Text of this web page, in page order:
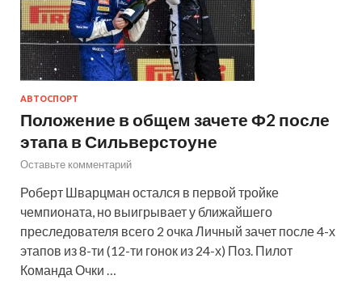
АВТОСПОРТ
Положение в общем зачете Ф2 после
этапа в Сильверстоуне
Оставьте комментарий
Роберт Шварцман остался в первой тройке
чемпионата, но выигрывает у ближайшего
преследователя всего 2 очка Личный зачет после 4-х
этапов из 8-ти (12-ти гонок из 24-х) Поз. Пилот
Команда Очки …